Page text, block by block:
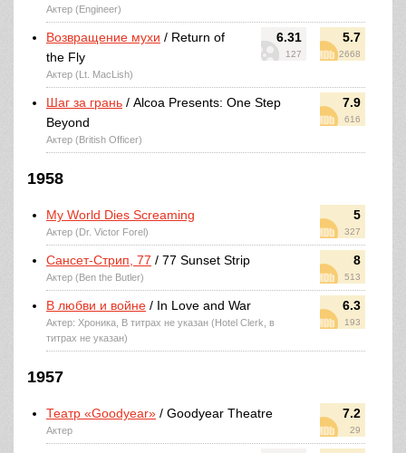
Актер (Engineer)
6.31
127
5.7
2668
Возвращение мухи / Return of
the Fly
Актер (Lt. MacLish)
7.9
616
Шаг за грань / Alcoa Presents: One Step
Beyond
Актер (British Officer)
1958
5
327
My World Dies Screaming
Актер (Dr. Victor Forel)
8
513
Сансет-Стрип, 77 / 77 Sunset Strip
Актер (Ben the Butler)
6.3
193
В любви и войне / In Love and War
Актер: Хроника, В титрах не указан (Hotel Clerk, в
титрах не указан)
1957
7.2
29
Театр «Goodyear» / Goodyear Theatre
Актер